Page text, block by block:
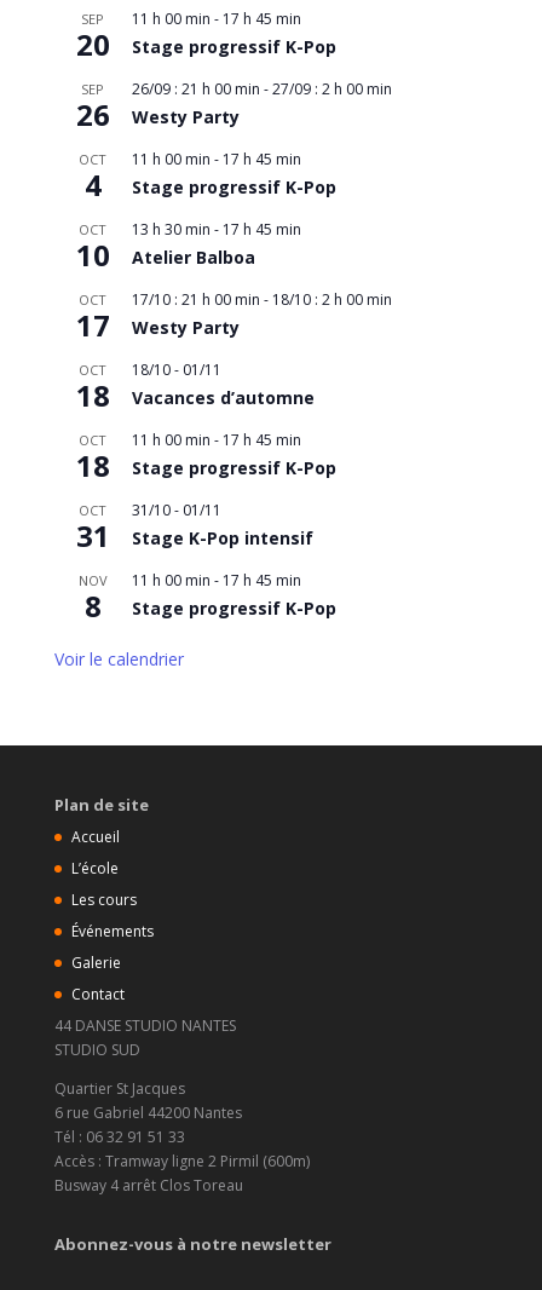
SEP
20
11 h 00 min - 17 h 45 min
Stage progressif K-Pop
SEP
26
26/09 : 21 h 00 min -27/09 : 2 h 00 min
Westy Party
OCT
4
11 h 00 min - 17 h 45 min
Stage progressif K-Pop
OCT
10
13 h 30 min - 17 h 45 min
Atelier Balboa
OCT
17
17/10 : 21 h 00 min - 18/10 : 2 h 00 min
Westy Party
OCT
18
18/10- 01/11
Vacances d’automne
OCT
18
11 h 00 min - 17 h 45 min
Stage progressif K-Pop
OCT
31
31/10- 01/11
Stage K-Pop intensif
NOV
8
11 h 00 min - 17 h 45 min
Stage progressif K-Pop
Voir le calendrier
Plan de site
Accueil
L’école
Les cours
Événements
Galerie
Contact
44 DANSE STUDIO NANTES
STUDIO SUD
Quartier St Jacques
6 rue Gabriel 44200 Nantes
Tél : 06 32 91 51 33
Accès : Tramway ligne 2 Pirmil (600m)
Busway 4 arrêt Clos Toreau
Abonnez-vous à notre newsletter